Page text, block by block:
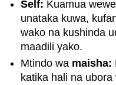
Self: Kuamua
unataka kuwa,
wako na kushinda
maadili yako.
Mtindo wa maisha:
katika hali na